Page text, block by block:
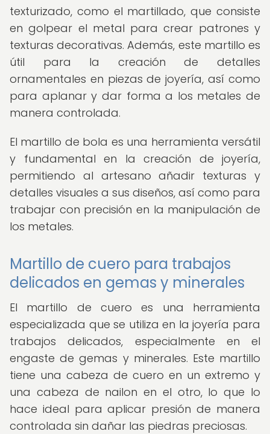
texturizado, como el martillado, que consiste
en golpear el metal para crear patrones y
texturas decorativas. Además, este martillo es
útil para la creación de detalles
ornamentales en piezas de joyería, así como
para aplanar y dar forma a los metales de
manera controlada.
El martillo de bola es una herramienta versátil
y fundamental en la creación de joyería,
permitiendo al artesano añadir texturas y
detalles visuales a sus diseños, así como para
trabajar con precisión en la manipulación de
los metales.
Martillo de cuero para trabajos
delicados en gemas y minerales
El martillo de cuero es una herramienta
especializada que se utiliza en la joyería para
trabajos delicados, especialmente en el
engaste de gemas y minerales. Este martillo
tiene una cabeza de cuero en un extremo y
una cabeza de nailon en el otro, lo que lo
hace ideal para aplicar presión de manera
controlada sin dañar las piedras preciosas.